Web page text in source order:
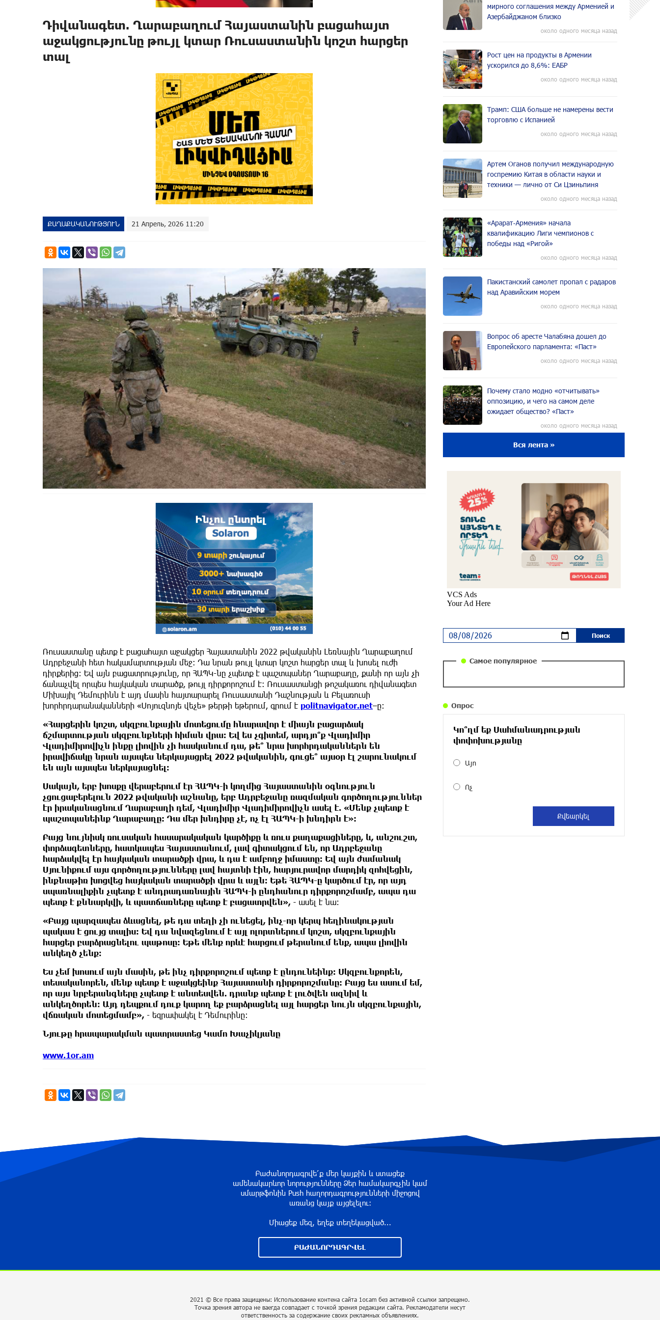
Դիվանագետ. Ղարաբաղում Հայաստանին բացահայտ
աջակցությունը թույլ կտար Ռուսաստանին կոշտ հարցեր
տալ
ՔԱՂԱՔԱԿԱՆՈՒԹՅՈՒՆ 21 Апрель, 2026 11:20
Ռուսաստանը պետք է բացահայտ աջակցեր Հայաստանին 2022 թվականին Լեռնային Ղարաբաղում
Ադրբեջանի հետ հակամարտության մեջ։ Դա նրան թույլ կտար կոշտ հարցեր տալ և խոսել ուժի
դիրքերից։ Եվ այն բացատրությունը, որ ՀԱՊԿ-նը չպետք է պաշտպաներ Ղարաբաղը, քանի որ այն չի
ճանաչվել որպես հայկական տարածք, թույլ դիրքորոշում է։ Ռուսաստանցի թոշակառու դիվանագետ
Միխայիլ Դեմուրինն է այդ մասին հայտարարել Ռուսաստանի Դաշնության և Բելառուսի
խորհրդարանականների «Սոյուզնոյե վեչե» թերթի եթերում, գրում է politnavigator.net–ը։
«Հարցերին կոշտ, սկզբունքային մոտեցումը հնարավոր է միայն բացարձակ
ճշմարտության սկզբունքների հիման վրա։ Եվ ես չգիտեմ, արդյո՞ք Վլադիմիր
Վլադիմիրովիչն ինքը լիովին չի հասկանում դա, թե՞ նրա խորհրդականներն են
իրավիճակը նրան այսպես ներկայացրել 2022 թվականին, գուցե՞ այսօր էլ շարունակում
են այն այսպես ներկայացնել։
Սակայն, երբ խոսքը վերաբերում էր ՀԱՊԿ-ի կողմից Հայաստանին օգնություն
չցուցաբերելուն 2022 թվականի աշնանը, երբ Ադրբեջանը ռազմական գործողություններ
էր իրականացնում Ղարաբաղի դեմ, Վլադիմիր Վլադիմիրովիչն ասել է. «Մենք չպետք է
պաշտպանեինք Ղարաբաղը։ Դա մեր խնդիրը չէ, ոչ էլ ՀԱՊԿ-ի խնդիրն է»։
Բայց նույնիսկ ռուսական հասարակական կարծիքը և ռուս քաղաքացիները, և, անշուշտ,
փորձագետները, հատկապես Հայաստանում, լավ գիտակցում են, որ Ադրբեջանը
հարձակվել էր հայկական տարածքի վրա, և դա է ամբողջ իմաստը։ Եվ այն ժամանակ
Սյունիքում այս գործողությունները լավ հայտնի էին, հարյուրավոր մարդիկ զոհվեցին,
ինքնաթիռ խոցվեց հայկական տարածքի վրա և այլն։ Եթե ՀԱՊԿ-ը կարծում էր, որ այդ
սպառնալիքին չպետք է անդրադառնային ՀԱՊԿ-ի ընդհանուր դիրքորոշմամբ, ապա դա
պետք է քննարկվի, և պատճառները պետք է բացատրվեն», - ասել է նա։
«Բայց պարզապես ձևացնել, թե դա տեղի չի ունեցել, ինչ-որ կերպ հեղինակության
պակաս է ցույց տալիս։ Եվ դա նվազեցնում է այլ ոլորտներում կոշտ, սկզբունքային
հարցեր բարձրացնելու պաթոսը։ Եթե մենք որևէ հարցում թերանում ենք, ապա լիովին
անկեղծ չենք։
Ես չեմ խոսում այն ​​մասին, թե ինչ դիրքորոշում պետք է ընդունեինք։ Սկզբունքորեն,
տեսականորեն, մենք պետք է աջակցեինք Հայաստանի դիրքորոշմանը։ Բայց ես ասում եմ,
որ այս նրբերանգները չպետք է անտեսվեն. դրանք պետք է լուծվեն ազնիվ և
անկեղծորեն։ Այդ դեպքում դուք կարող եք բարձրացնել այլ հարցեր նույն սկզբունքային,
վճռական մոտեցմամբ», - եզրափակել է Դեմուրինը։
Նյութը հրապարակման պատրաստեց Կամո Խաչիկյանը
www.1or.am
мирного соглашения между Арменией и
Азербайджаном близко
около одного месяца назад
Рост цен на продукты в Армении
ускорился до 8,6%: ЕАБР
около одного месяца назад
Трамп: США больше не намерены вести
торговлю с Испанией
около одного месяца назад
Артем Оганов получил международную
госпремию Китая в области науки и
техники — лично от Си Цзиньпиня
около одного месяца назад
«Арарат‑Армения» начала
квалификацию Лиги чемпионов с
победы над «Ригой»
около одного месяца назад
Пакистанский самолет пропал с радаров
над Аравийским морем
около одного месяца назад
Вопрос об аресте Чалабяна дошел до
Европейского парламента: «Паст»
около одного месяца назад
Почему стало модно «отчитывать»
оппозицию, и чего на самом деле
ожидает общество? «Паст»
около одного месяца назад
Ложная дилемма мандатов: почему тема
парламентского бойкота оппозиции -
около одного месяца назад
Правовой терроризм как начало
падения власти: пример Гагика
Царукяна и горькие уроки истории:
«Паст»
около одного месяца назад
Размик Марукян стал обладателем
«Росатом» готов построить новые АЭС,
Оппозиция Грузии отказалась от
мандатов и получила обратный
эффект: Нарек Карапетян
«Азербайджанские товары очень быстро
занимают наше место на российском
правительство Армении не уходит?
Вся лента »
Самое популярное
Опрос
Կո՞ղմ եք Սահմանադրության
փոփոխությանը
Այո
Ոչ
Բաժանորդագրվե՛ք մեր կայքին և ստացեք
ամենակարևոր նորությունները Ձեր համակարգչին կամ
սմարթֆոնին Push հաղորդագրությունների միջոցով
առանց կայք այցելելու։
Միացեք մեզ, եղեք տեղեկացված...
ԲԱԺԱՆՈՐԴԱԳՐՎԵԼ
2021 © Все права защищены: Использование контена сайта 1or.am без активной ссылки запрещено.
Точка зрения автора не ваегда совпадает с точкой зрения редакции сайта. Рекламодатели несут
ответственность за содержание своих рекламных объявлениях.